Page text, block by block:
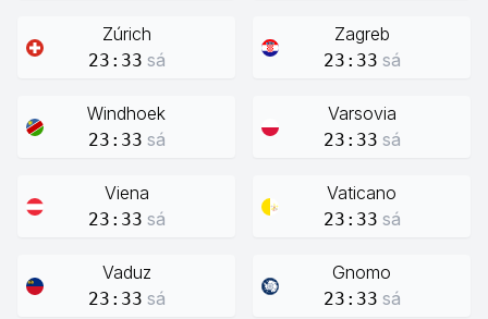
Zúrich
23:33 sá
Zagreb
23:33 sá
Windhoek
23:33 sá
Varsovia
23:33 sá
Viena
23:33 sá
Vaticano
23:33 sá
Vaduz
23:33 sá
Gnomo
23:33 sá